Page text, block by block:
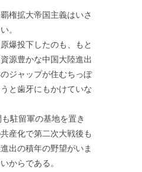
権拡大帝国主義はいさ
。
爆投下したのも、もと
源豊かな中国大陸進出
ジャップが住むちっぽ
と歯牙にもかけていな
駐留軍の基地を置き
産化で第二次大戦後も
出の積年の野望がいま
からである。